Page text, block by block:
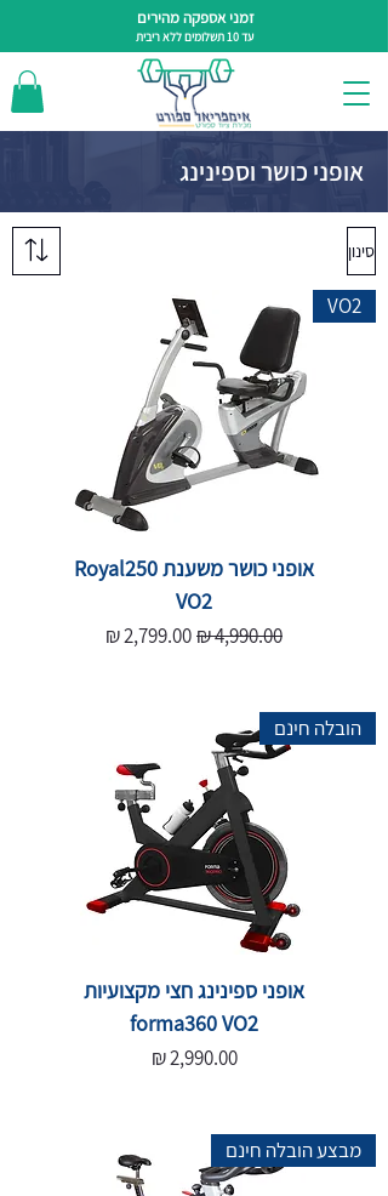
זמני אספקה מהירים
עד 10 תשלומים ללא ריבית
אופני כושר וספינינג
סינון
VO2
אופני כושר משענת Royal250
VO2
מחיר רגיל מחיר מבצע
הובלה חינם
אופני ספינינג חצי מקצועיות
forma360 VO2
מחיר‏2,990.00 ‏₪
מבצע הובלה חינם